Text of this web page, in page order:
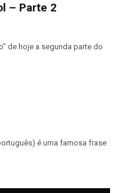
– Parte 2
de hoje a segunda parte do
é uma famosa frase